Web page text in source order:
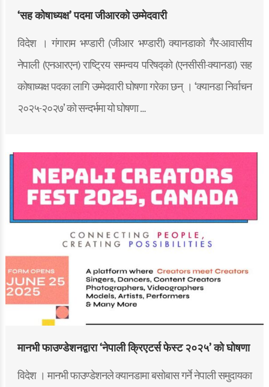
‘सह कोषाध्यक्ष’ पदमा जीआरको उम्मेदवारी
विदेश । गंगाराम भण्डारी (जीआर भण्डारी) क्यानडाको गैर-आवासीय
नेपाली (एनआरएन) राष्ट्रिय समन्वय परिषद्को (एनसीसी-क्यानडा) सह
कोषाध्यक्ष पदका लागि उम्मेदवारी घोषणा गरेका छन् । ‘क्यानडा निर्वाचन
२०२५-२०२७’ को सन्दर्भमा यो घोषणा …
मानभी फाउण्डेशनद्वारा ‘नेपाली क्रिएटर्स फेस्ट २०२५’ को घोषणा
विदेश । मानभी फाउण्डेशनले क्यानडामा बसोबास गर्ने नेपाली समुदायका